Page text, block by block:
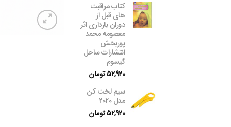
کتاب مراقبت
های قبل از
دوران بارداری اثر
معصومه محمد
پوربخش
انتشارات ساحل
گیسوم
52,920تومان
سیم لخت کن
مدل 2020
52,920تومان